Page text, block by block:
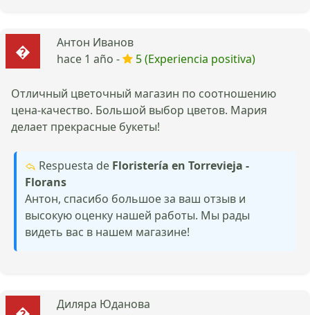
Антон Иванов
hace 1 año -
5 (Experiencia positiva)
Отличный цветочный магазин по соотношению
цена-качество. Большой выбор цветов. Мария
делает прекрасные букеты!
Respuesta de Floristería en Torrevieja -
Florans
Антон, спасибо большое за ваш отзыв и
высокую оценку нашей работы. Мы рады
видеть вас в нашем магазине!
Диляра Юданова